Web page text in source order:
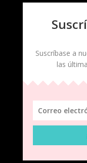
Suscríbase a
las